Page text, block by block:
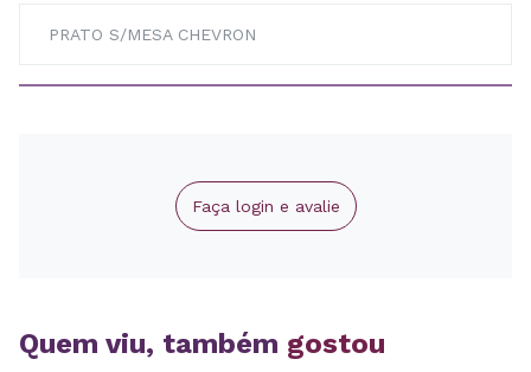
PRATO S/MESA CHEVRON
Faça login e avalie
Quem viu, também gostou